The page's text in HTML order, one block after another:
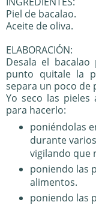
Piel de bacalao.
Aceite de oliva.
ELABORACIÓN:
Desala el
punto quitale la
separa un poco de
Yo seco las pieles
para hacerlo:
poniéndolas
durante
vigilando que
poniendo las
alimentos.
poniendo las